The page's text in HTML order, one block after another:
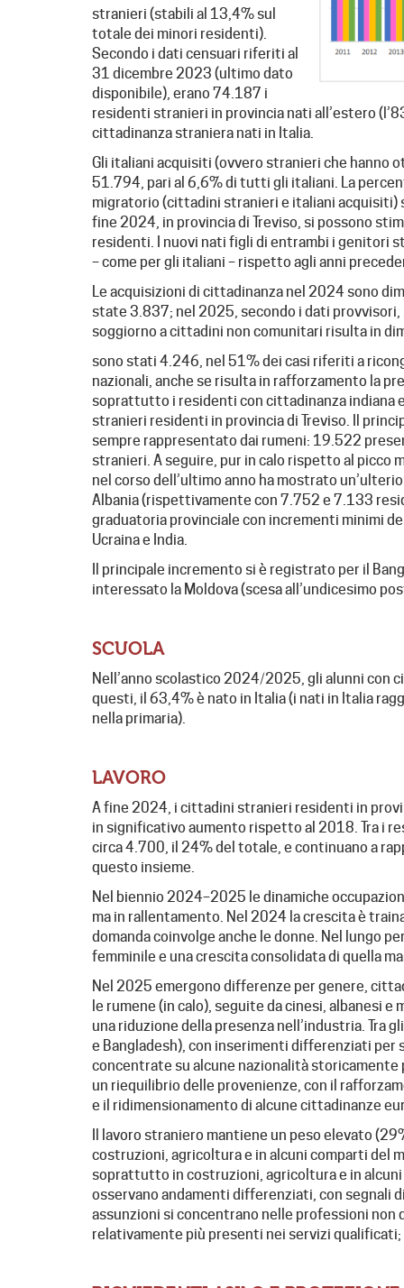
stranieri (stabili al 13,4% sul
totale dei minori residenti).
Secondo i dati censuari riferiti al
31 dicembre 2023 (ultimo dato
disponibile), erano 74.187 i
residenti stranieri in provincia nati all’estero
cittadinanza straniera nati in Italia.
Gli italiani acquisiti (ovvero stranieri che hanno
51.794, pari al 6,6% di tutti gli italiani. La
migratorio (cittadini stranieri e italiani acquisiti)
fine 2024, in provincia di Treviso, si possono
residenti. I nuovi nati figli di entrambi i genitori
– come per gli italiani – rispetto agli anni
Le acquisizioni di cittadinanza nel 2024 sono
state 3.837; nel 2025, secondo i dati
soggiorno a cittadini non comunitari risulta in
sono stati 4.246, nel 51% dei casi riferiti a
nazionali, anche se risulta in rafforzamento la
soprattutto i residenti con cittadinanza indiana
stranieri residenti in provincia di Treviso. Il
sempre rappresentato dai rumeni: 19.522
stranieri. A seguire, pur in calo rispetto al picco
nel corso dell’ultimo anno ha mostrato
Albania (rispettivamente con 7.752 e 7.133
graduatoria provinciale con incrementi minimi
Ucraina e India.
Il principale incremento si è registrato per il
interessato la Moldova (scesa all’undicesimo
SCUOLA
Nell’anno scolastico 2024/2025, gli alunni con
questi, il 63,4% è nato in Italia (i nati in Italia
nella primaria).
LAVORO
A fine 2024, i cittadini stranieri residenti in
in significativo aumento rispetto al 2018. Tra i
circa 4.700, il 24% del totale, e continuano a
questo insieme.
Nel biennio 2024–2025 le dinamiche
ma in rallentamento. Nel 2024 la crescita è
domanda coinvolge anche le donne. Nel lungo
femminile e una crescita consolidata di quella
Nel 2025 emergono differenze per genere,
le rumene (in calo), seguite da cinesi, albanesi
una riduzione della presenza nell’industria. Tra
e Bangladesh), con inserimenti differenziati
concentrate su alcune nazionalità storicamente
un riequilibrio delle provenienze, con il
e il ridimensionamento di alcune cittadinanze
Il lavoro straniero mantiene un peso elevato
costruzioni, agricoltura e in alcuni comparti del
soprattutto in costruzioni, agricoltura e in
osservano andamenti differenziati, con segnali
assunzioni si concentrano nelle professioni
relativamente più presenti nei servizi